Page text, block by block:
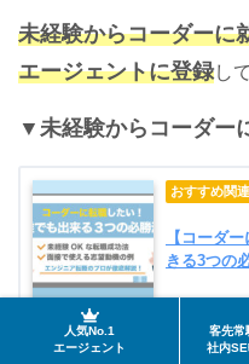
未経験からコーダーに
エージェントに登録し
▼未経験からコーダー
【コーダ
きる3つの
人気No.1
エージェント
客先常
社内SE